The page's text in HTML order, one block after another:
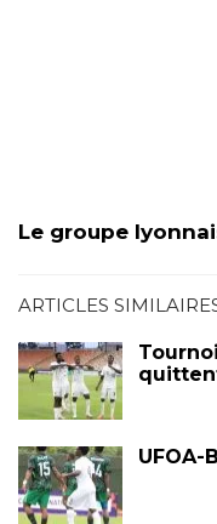
Le groupe
ARTICLES
UFOA-